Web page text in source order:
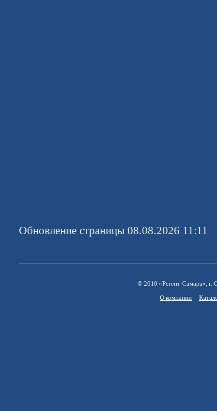
Обновление страницы 08.08.2026 11:11
© 2010 «Регент-Самара», г.
О компании